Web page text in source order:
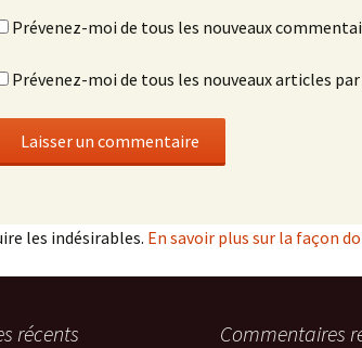
Prévenez-moi de tous les nouveaux
Prévenez-moi de tous les nouveaux articles
les indésirables. En savoir plus sur la façon
récents Commentaires